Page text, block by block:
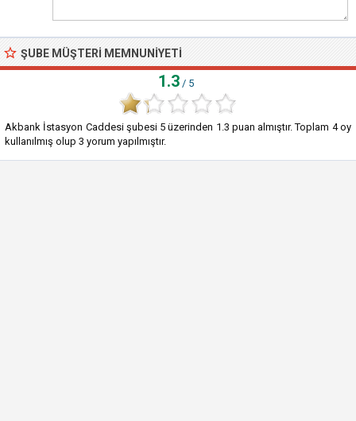
ŞUBE MÜŞTERI MEMNUNIYETI
1.3 / 5
Akbank İstasyon Caddesi şubesi 5 üzerinden 1.3 puan almıştır. Toplam 4oy
kullanılmış olup 3 yorum yapılmıştır.